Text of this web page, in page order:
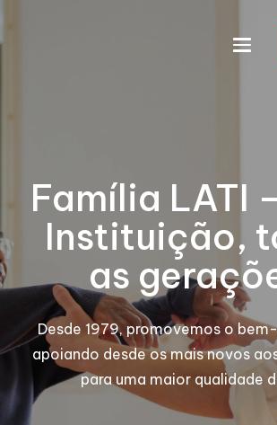
Família LATI
Instituição,
as
Desde 1979, promovemos o
apoiando desde os mais novos
para uma maior qualidade